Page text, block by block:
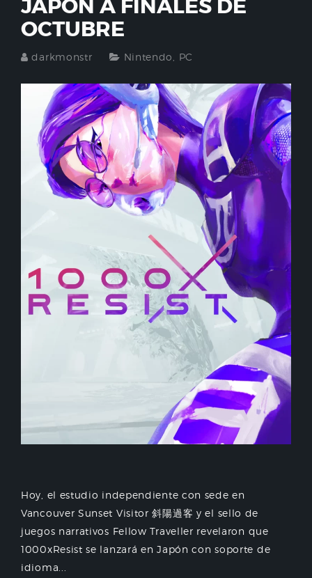
JAPÓN A FINALES DE
OCTUBRE
darkmonstr Nintendo PC
Hoy, el estudio independiente con sede en
Vancouver Sunset Visitor 斜陽過客 y el sello de
juegos narrativos Fellow Traveller revelaron que
1000xResist se lanzará en Japón con soporte de
idioma...